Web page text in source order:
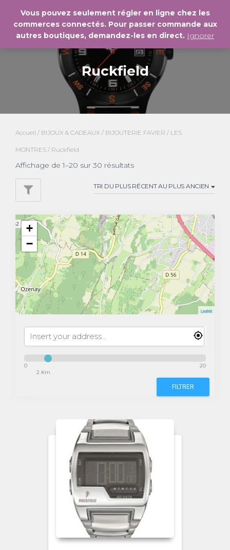
LA
Ruckfield
Accueil / BIJOUX & CADEAUX / BIJOUTERIE FAVIER / LES
MONTRES / Ruckfield
Affichage de 1–20 sur 30 résultats
+
−
Leaflet
0
2 Km
20
FILTRER
Vous pouvez seulement régler en ligne chez les
commerces connectés. Pour passer commande aux
autres boutiques, demandez-les en direct. Ignorer